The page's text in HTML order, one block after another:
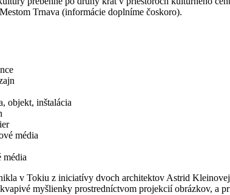
Trnava (informácie doplníme čoskoro).
objekt, inštalácia
média
média
v Tokiu z iniciatívy dvoch architektov Astrid
myšlienky prostredníctvom projekcií obrázkov,